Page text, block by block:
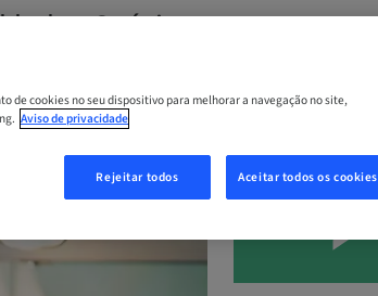
Suécia
de cookies no seu dispositivo para melhorar a navegação no site,
Aviso de privacidade
Rejeitar todos Aceitar todos os cookies